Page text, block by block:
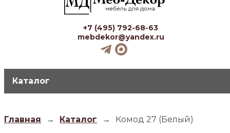
+7 (495) 792-68-63
mebdekor@yandex.ru
Каталог
Главная → Каталог → Комод 27 (Белый)